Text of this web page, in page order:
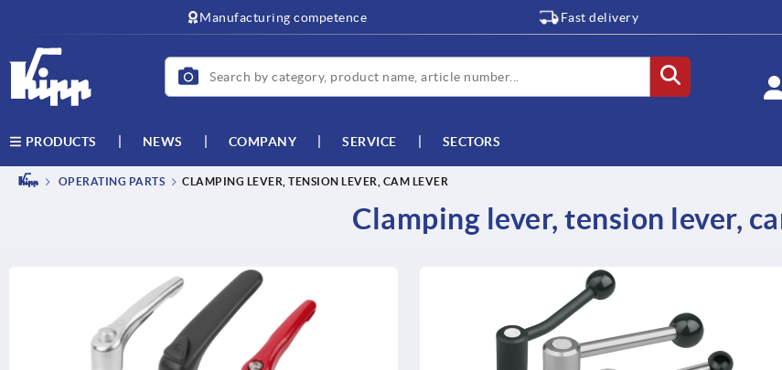
Manufacturing competence Fast delivery
PRODUCTS NEWS COMPANY SERVICE SECTORS
OPERATING PARTS CLAMPING LEVER, TENSION LEVER, CAM LEVER
Clamping lever, tension lever,